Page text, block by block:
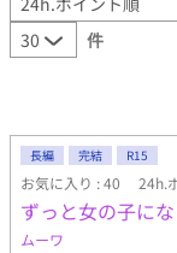
件
長編 完結 R15
お気に入り : 40 24h.
ずっと女の子に
ムーワ